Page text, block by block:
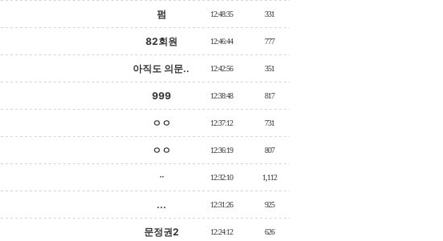
펌 12:48:35 331
82회원 12:46:44 777
아직도 의문.. 12:42:56 351
999 12:38:48 817
ㅇㅇ 12:37:12 731
ㅇㅇ 12:36:19 807
ᆢ 12:32:10 1,112
... 12:31:26 925
문정권2 12:24:12 626